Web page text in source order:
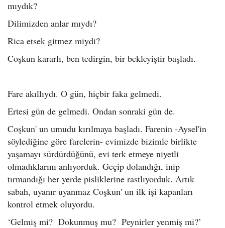
mıydık?
Dilimizden anlar mıydı?
Rica etsek gitmez miydi?
Coşkun kararlı, ben tedirgin, bir bekleyiştir başladı.
Fare akıllıydı. O gün, hiçbir faka gelmedi.
Ertesi gün de gelmedi. Ondan sonraki gün de.
Coşkun' un umudu kırılmaya başladı. Farenin -Aysel'in
söylediğine göre farelerin- evimizde bizimle birlikte
yaşamayı sürdürdüğünü, evi terk etmeye niyetli
olmadıklarını anlıyorduk. Geçip dolandığı, inip
tırmandığı her yerde pisliklerine rastlıyorduk. Artık
sabah, uyanır uyanmaz Coşkun' un ilk işi kapanları
kontrol etmek oluyordu.
‘Gelmiş mi? Dokunmuş mu? Peynirler yenmiş mi?’